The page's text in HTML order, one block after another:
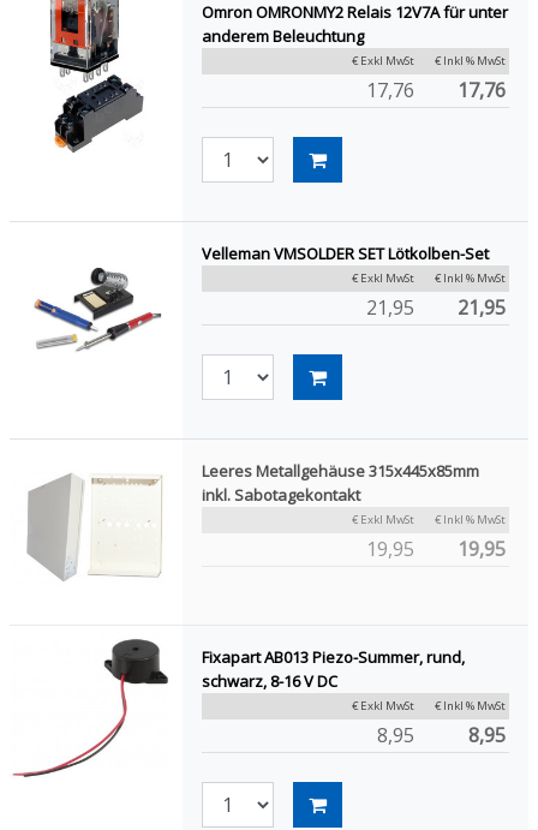
Omron OMRONMY2 Relais 12V7A für unter
anderem Beleuchtung
€ Exkl MwSt € Inkl % MwSt
17,76 17,76
Velleman VMSOLDER SET Lötkolben-Set
€ Exkl MwSt € Inkl % MwSt
21,95 21,95
Leeres Metallgehäuse 315x445x85mm
inkl. Sabotagekontakt
€ Exkl MwSt € Inkl % MwSt
19,95 19,95
Fixapart AB013 Piezo-Summer, rund,
schwarz, 8-16 V DC
€ Exkl MwSt € Inkl % MwSt
8,95 8,95